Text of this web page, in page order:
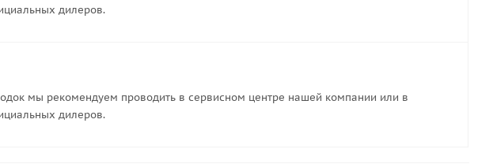
дилеров.
мы рекомендуем проводить в сервисном центре нашей компании или в
дилеров.